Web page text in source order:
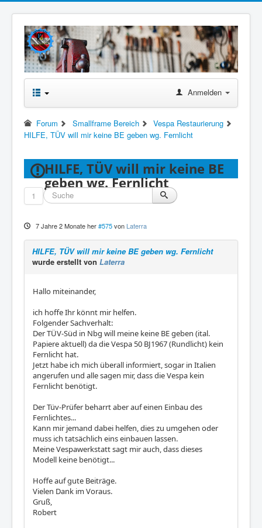
Anmelden
Forum Smallframe Bereich
Vespa Restaurierung
HILFE, TÜV will mir keine BE geben wg. Fernlicht
HILFE, TÜV will mir keine BE
geben wg. Fernlicht
1
7 Jahre 2 Monate her #575 von Laterra
HILFE, TÜV will mir keine BE geben wg. Fernlicht
wurde erstellt von Laterra
Hallo miteinander,
ich hoffe Ihr könnt mir helfen.
Folgender Sachverhalt:
Der TÜV-Süd in Nbg will meine keine BE geben (ital.
Papiere aktuell) da die Vespa 50 BJ1967 (Rundlicht) kein
Fernlicht hat.
Jetzt habe ich mich überall informiert, sogar in Italien
angerufen und alle sagen mir, dass die Vespa kein
Fernlicht benötigt.
Der Tüv-Prüfer beharrt aber auf einen Einbau des
Fernlichtes...
Kann mir jemand dabei helfen, dies zu umgehen oder
muss ich tatsächlich eins einbauen lassen.
Meine Vespawerkstatt sagt mir auch, dass dieses
Modell keine benötigt...
Hoffe auf gute Beiträge.
Vielen Dank im Voraus.
Gruß,
Robert